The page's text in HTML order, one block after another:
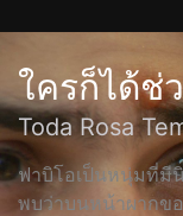
ใครก็ได้ช่
Toda Rosa
ฟาบิโอเป็นหนุ่มที่มี
พบว่าบนหน้าผากข